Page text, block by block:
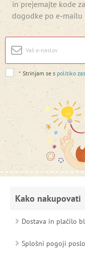
in prejemajte kode
dogodke po e-mailu
* Strinjam se s politiko
Kako nakupovati
Dostava in plačilo
Splošni pogoji